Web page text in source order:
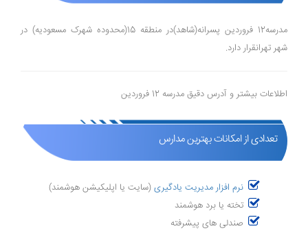
مدرسه12 فروردین پسرانه(شاهد)در منطقه 15(محدوده شهرک مسعودیه) در
شهر تهرانقرار دارد.
اطلاعات بیشتر و آدرس دقیق مدرسه 12 فروردین
تعدادی از امکانات بهترین مدارس
نرم افزار مدیریت یادگیری (سایت یا اپلیکیشن هوشمند)
تخته یا برد هوشمند
صندلی های پیشرفته